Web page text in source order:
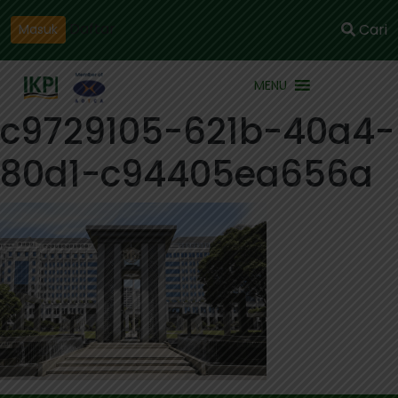
Masuk Cari
MENU
c9729105-621b-40a4-
80d1-c94405ea656a